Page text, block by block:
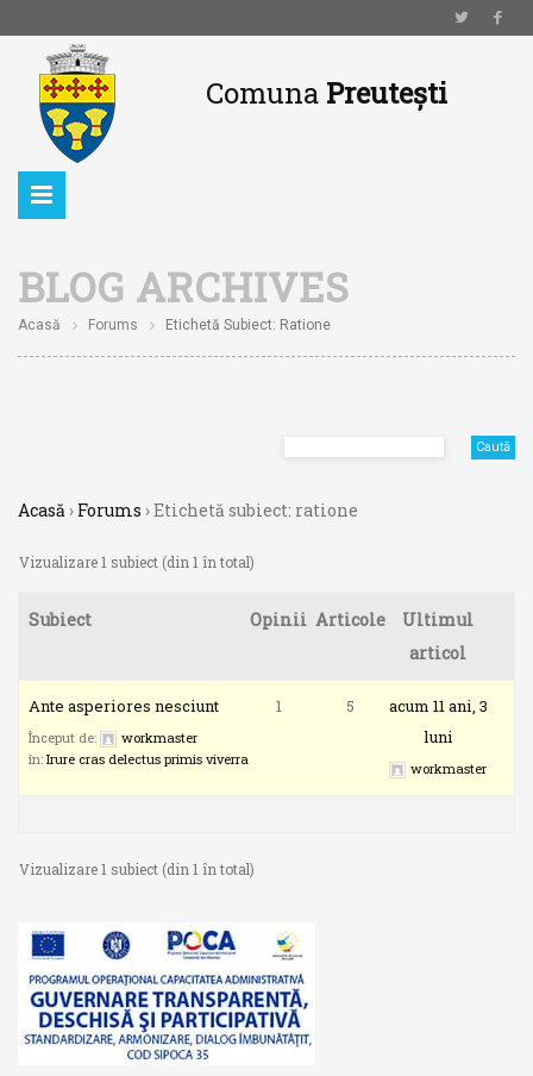
ComunaPreutești
BLOG ARCHIVES
Acasă Forums Etichetă Subiect: Ratione
Acasă › Forums ›Etichetă subiect: ratione
Vizualizare 1 subiect (din 1 în total)
Subiect Opinii Articole
Ultimul
articol
Ante asperiores nesciunt
Început de:
workmaster
în: Irure cras delectus primis viverra
1 5
acum 11 ani, 3
luni
workmaster
Vizualizare 1 subiect (din 1 în total)